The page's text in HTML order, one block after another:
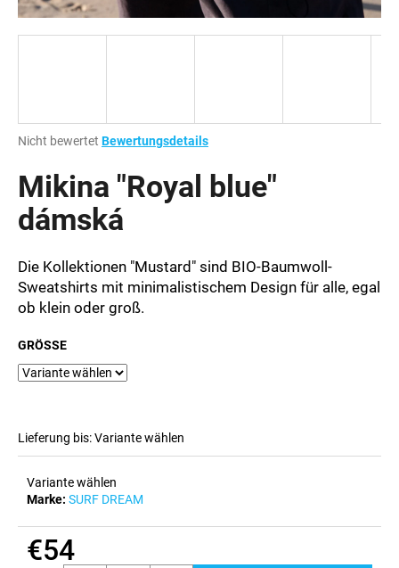
Die
Produktbewertung
ist
0,0
von
Sternen.
Nicht bewertet Bewertungsdetails
Mikina "Royal blue"
dámská
Die Kollektionen "Mustard" sind BIO-Baumwoll-
Sweatshirts mit minimalistischem Design für alle, egal
ob klein oder groß.
GRÖSSE
Lieferung bis:Variante wählen
Variante wählen
Marke: SURF DREAM
€54
W
r
e
m
f
e
h
e
n